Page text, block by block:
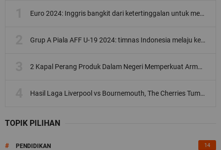
Euro 2024: Inggris bangkit dari ketertinggalan untuk menang 2-1 melawan Slovakia
Grup A Piala AFF U-19 2024: timnas Indonesia melaju ke babak semifinal dengan kemenangan telak 6-2 melawan Timor Leste
2 Kapal Perang Produk Dalam Negeri Memperkuat Armada TNI Angkatan Laut (AL)
Hasil Laga Liverpool vs Bournemouth, The Cherries Tumbang 3-1
TOPIK PILIHAN
# PENDIDIKAN 14